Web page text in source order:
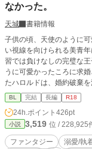
なかった。
天城
書籍情報
子供の頃、天使のように
い視線を向けられる美青
習では負けなしの完璧な王子の
うに可愛かったころに求
たハロルドは、婚約破棄を決意する。 黒髪黒目の無口な
瞳美形第三王子（受け）
BL 完結 長編 R18
24h.ポイント 426pt
小説 3,519 位 / 228,925
ファンタジー 溺愛/執